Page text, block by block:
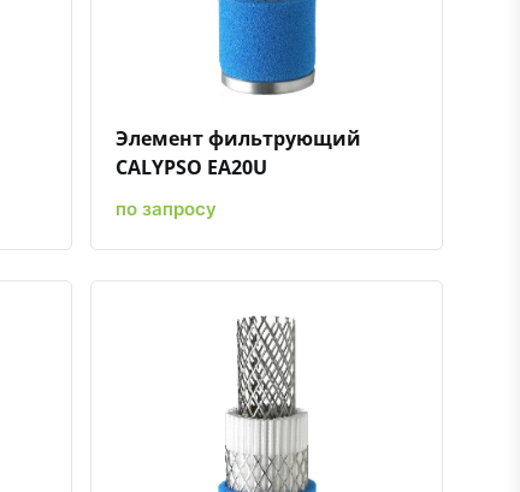
Элемент фильтрующий
CALYPSO EA20U
по запросу